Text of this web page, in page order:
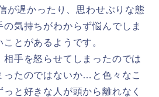
が遅かったり、思わせぶりな態
気持ちがわからず悩んでしま
とがあるようです。
手を怒らせてしまったのでは
ったのではないか…と色々なこ
と好きな人が頭から離れなく